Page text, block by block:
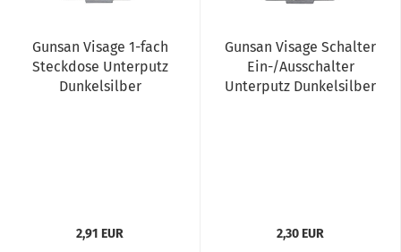
Gunsan Visage 1-fach
Steckdose Unterputz
Dunkelsilber
2,91 EUR
Gunsan Visage Schalter
Ein-/Ausschalter
Unterputz Dunkelsilber
2,30 EUR